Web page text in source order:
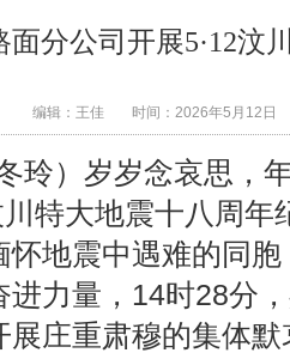
分公司开展5·12汶
编辑：王佳 时间：2026年5月12日
玲）岁岁念哀思，
川特大地震十八周
怀地震中遇难的同
进力量，14时28分
展庄重肃穆的集体